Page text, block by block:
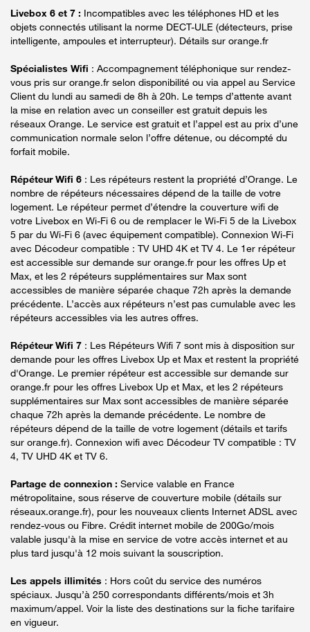
Livebox 6 et 7 : Incompatibles avec les téléphones HD et les
objets connectés utilisant la norme DECT-ULE (détecteurs, prise
intelligente, ampoules et interrupteur). Détails sur orange.fr
Spécialistes Wifi : Accompagnement téléphonique sur rendez-
vous pris sur orange.fr selon disponibilité ou via appel au Service
Client du lundi au samedi de 8h à 20h. Le temps d’attente avant
la mise en relation avec un conseiller est gratuit depuis les
réseaux Orange. Le service est gratuit et l’appel est au prix d’une
communication normale selon l’offre détenue, ou décompté du
forfait mobile.
Répéteur Wifi 6 : Les répéteurs restent la propriété d’Orange. Le
nombre de répéteurs nécessaires dépend de la taille de votre
logement. Le répéteur permet d’étendre la couverture wifi de
votre Livebox en Wi-Fi 6 ou de remplacer le Wi-Fi 5 de la Livebox
5 par du Wi-Fi 6 (avec équipement compatible). Connexion Wi-Fi
avec Décodeur compatible : TV UHD 4K et TV 4. Le 1er répéteur
est accessible sur demande sur orange.fr pour les offres Up et
Max, et les 2 répéteurs supplémentaires sur Max sont
accessibles de manière séparée chaque 72h après la demande
précédente. L’accès aux répéteurs n’est pas cumulable avec les
répéteurs accessibles via les autres offres.
Répéteur Wifi 7 : Les Répéteurs Wifi 7 sont mis à disposition sur
demande pour les offres Livebox Up et Max et restent la propriété
d'Orange. Le premier répéteur est accessible sur demande sur
orange.fr pour les offres Livebox Up et Max, et les 2 répéteurs
supplémentaires sur Max sont accessibles de manière séparée
chaque 72h après la demande précédente. Le nombre de
répéteurs dépend de la taille de votre logement (détails et tarifs
sur orange.fr). Connexion wifi avec Décodeur TV compatible : TV
4, TV UHD 4K et TV 6.
Partage de connexion : Service valable en France
métropolitaine, sous réserve de couverture mobile (détails sur
réseaux.orange.fr), pour les nouveaux clients Internet ADSL avec
rendez-vous ou Fibre. Crédit internet mobile de 200Go/mois
valable jusqu'à la mise en service de votre accès internet et au
plus tard jusqu'à 12 mois suivant la souscription.
Les appels illimités : Hors coût du service des numéros
spéciaux. Jusqu’à 250 correspondants différents/mois et 3h
maximum/appel. Voir la liste des destinations sur la fiche tarifaire
en vigueur.